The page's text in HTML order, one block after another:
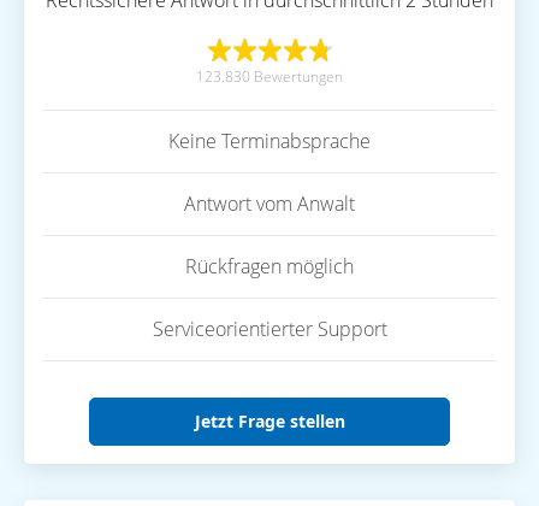
123.830 Bewertungen
Keine Terminabsprache
Antwort vom Anwalt
Rückfragen möglich
Serviceorientierter Support
Jetzt Frage stellen